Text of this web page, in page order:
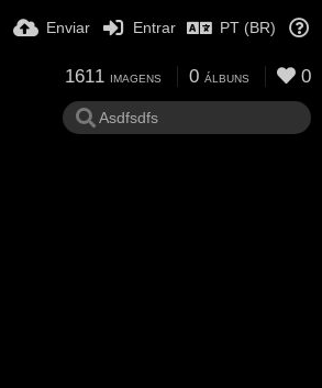
Enviar Entrar PT (BR)
1611 IMAGENS 0 ÁLBUNS 0